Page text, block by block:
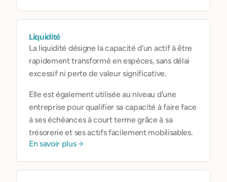
professionnels pour qu’ils gagnent du temps,
évitent les erreurs, et se concentrent sur leur
mission.
Liquidité
La liquidité désigne la capacité d'un actif à être
rapidement transformé en espèces, sans délai
excessif ni perte de valeur significative.
Elle est également utilisée au niveau d'une
entreprise pour qualifier sa capacité à faire face
à ses échéances à court terme grâce à sa
trésorerie et ses actifs facilement mobilisables.
En savoir plus